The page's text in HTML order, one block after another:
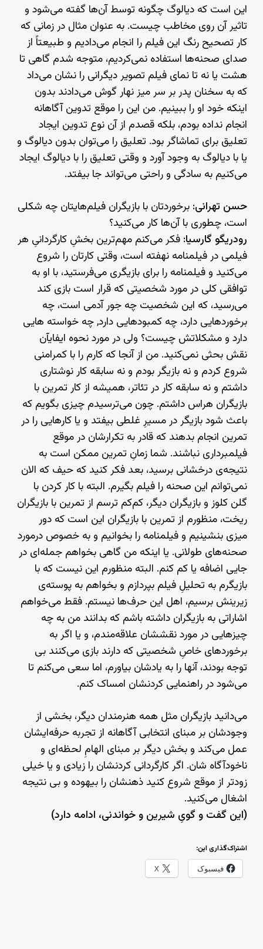
این است که دیالوگ چگونه توسط آن‌ها گفته می‌شود و
تاثیر آن روی مخاطب چیست. به عنوان مثال در زمانی که
کار تصحیح رنگ این فیلم را انجام می‌دادیم و طبیعتاً از
صدای صحنه‌ها استفاده نمی‌کردیم، متوجه شدم گاهی تا
هشت یا نه تا نمای فیلم تصویر دیگرانی را نشان می‌داد
که به سخنان پدر بر سر میز نهار گوش می‌دادند بدون
اینکه خود او را ببینیم. من این را موقع تدوین آگاهانه
انجام نداده بودم، بلکه قصدم از آن نوع تدوین ایجاد
تعلیق برای تماشاگر بود. تعلیق را می‌توان بدون دیالوگ و
یا با دیالوگ به وجود آورد و وقتی تعلیق را با دیالوگ ایجاد
می‌کنیم به سادگی و راحتی می‌تواند جا بیفتد.
حسن تهرانی: برخوردتان با بازیگران فیلم‌هایتان چه شکلی
است، چطوری با آن‌ها کار می‌کنید؟
رودریگو گارسیا: فکر می‌کنم مهم‌ترین بخشِ کارگردانیِ هر
فیلمی در فیلمنامه نهفته است، وقتی کارتان را شروع
می‌کنید و فیلمنامه را برای بازیگری می‌فرستید، با او به
توافقی کلی در مورد شخصیتی که قرار است بازی کند
می‌رسید، که این شخصیت چه جور آدمی است، چه
برخوردهایی دارد، چه کمبودهایی دارد, چه خواسته هایی
دارد و مشکلاتش چیست؟ ولی در مورد نحوه ایفایآن
نقش بحثی نمی‌کنید. من از آنجا که کارم را با کمرامنی
شروع کردم و نه بازیگر بودم و نه سابقه کار نوشتاری
داشتم و نه سابقه کار در تئاتر، همیشه از کار تمرین با
بازیگران هراس داشتم. چون می‌ترسیدم چیزی بگویم که
باعث شود بازیگر در مسیرِ غلطی بیفتد و یا کارهایی را در
تمرین انجام بدهند که قادر به تکرارشان در موقع
فیلمبرداری نباشند. شما زمانِ تمرین ممکن است به
نتیجه‌ی درخشانی برسید، بعد فکر کنید که حیف که الان
نمی‌توانم این صحنه را فیلم بگیرم. البته با کار کردن با
گلن کلوز و بازیگران دیگر، کم‌کم ترسم از تمرین با بازیگران
ریخت، منظورم از تمرین با بازیگران این است که دور
میزی بنشینیم و فیلمنامه را بخوانیم و به خصوص درمورد
صحنه‌های طولانی. یا اینکه من گاهی بخواهم جمله‌ای در
جایی اضافه یا کم کنم. البته منظورم این نیست که با
بازیگرم به تحلیلِ فیلم بپردازم و بخواهم به پوسته‌ی
زیرینش برسیم، اهل این حرف‌ها نیستم. فقط می‌خواهم
اشاراتی به بازیگران داشته باشم که بدانند من به چه
چیزهایی در مورد نقششان علاقه‌مندم، و یا اگر به
برخوردهای خاصِ شخصیتی که دارند بازی می‌کنند بی
توجه بودند، آنها را به یادشان بیاورم، اما سعی می‌کنم تا
می‌شود در راهنمایی کردنشان امساک کنم.
می‌دانید بازیگران مثل همه هنرمندان دیگر، بخشی از
وجودشان بر مبنای انتخابی آگاهانه از تجربه حرفه‌ایشان
عمل می‌کند و بخش دیگر بر مبنای الهامِ لحظه‌ای و
ناخودآگاه شان. اگر کارگردانی کردنشان را زیادی و یا خیلی
زودتر از موقع شروع کنید ذهنشان را بیهوده و بی نتیجه
اشغال می‌کنید.
(این گفت و گویِ شیرین و خواندنی، ادامه دارد)
اشتراک‌گذاری این:
فیسبوک
X